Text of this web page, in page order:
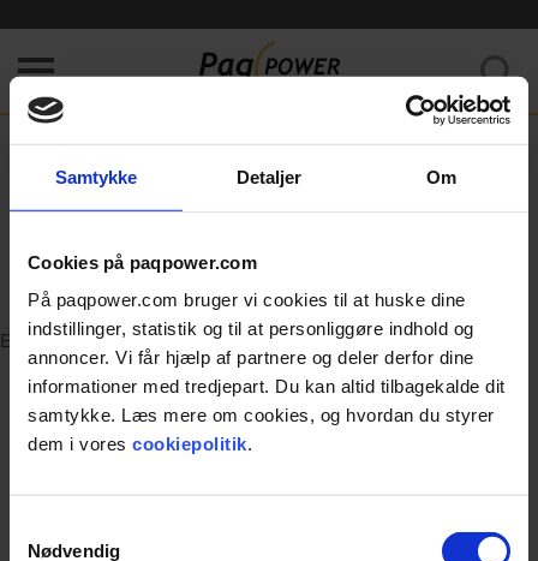
Samtykke Detaljer Om
Cookies på paqpower.com
På paqpower.com bruger vi cookies til at huske dine
indstillinger, statistik og til at personliggøre indhold og
annoncer. Vi får hjælp af partnere og deler derfor dine
informationer med tredjepart. Du kan altid tilbagekalde dit
samtykke. Læs mere om cookies, og hvordan du styrer
dem i vores cookiepolitik.
Nødvendig
Kunne ikke hente data. Prøv venligst at opfriske siden.
404
Page was not found.
Error